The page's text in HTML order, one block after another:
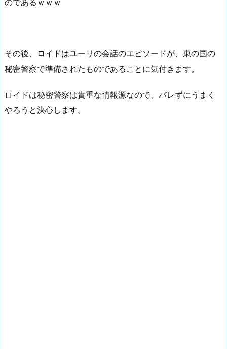
その後、ロイドはユーリの会話のエピソードが、東の国の
秘密警察で準備されたものであることに気付きます。
ロイドは秘密警察は貴重な情報源なので、バレずにうまく
やろうと決心します。